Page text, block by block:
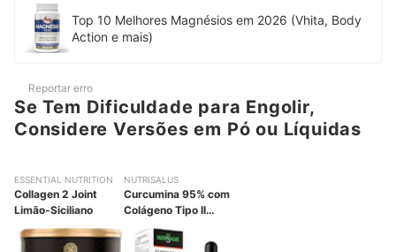
Top 10 Melhores Magnésios em 2026 (Vhita, Body
Action e mais)
Reportar erro
Se Tem Dificuldade para Engolir,
Considere Versões em Pó ou Líquidas
ESSENTIAL NUTRITION
Collagen 2 Joint
Limão-Siciliano
NUTRISALUS
Curcumina 95% com
Colágeno Tipo II
Gotas NutriSalus